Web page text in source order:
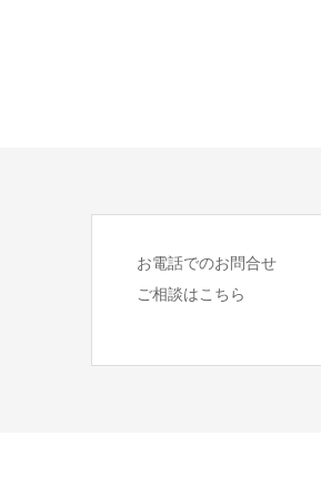
お電話でのお問合せ
ご相談はこちら